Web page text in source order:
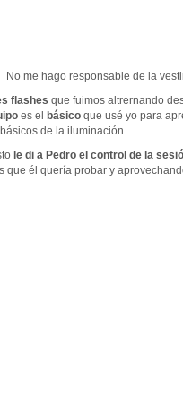
No me hago responsable de la
flashes que fuimos altrernando
es el básico que usé yo para
de la iluminación.
le di a Pedro el control de la
que él quería probar y